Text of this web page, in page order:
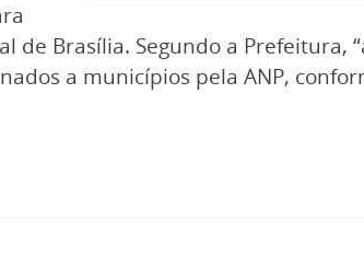
de Brasília. Segundo a Prefeitura,
a municípios pela ANP,